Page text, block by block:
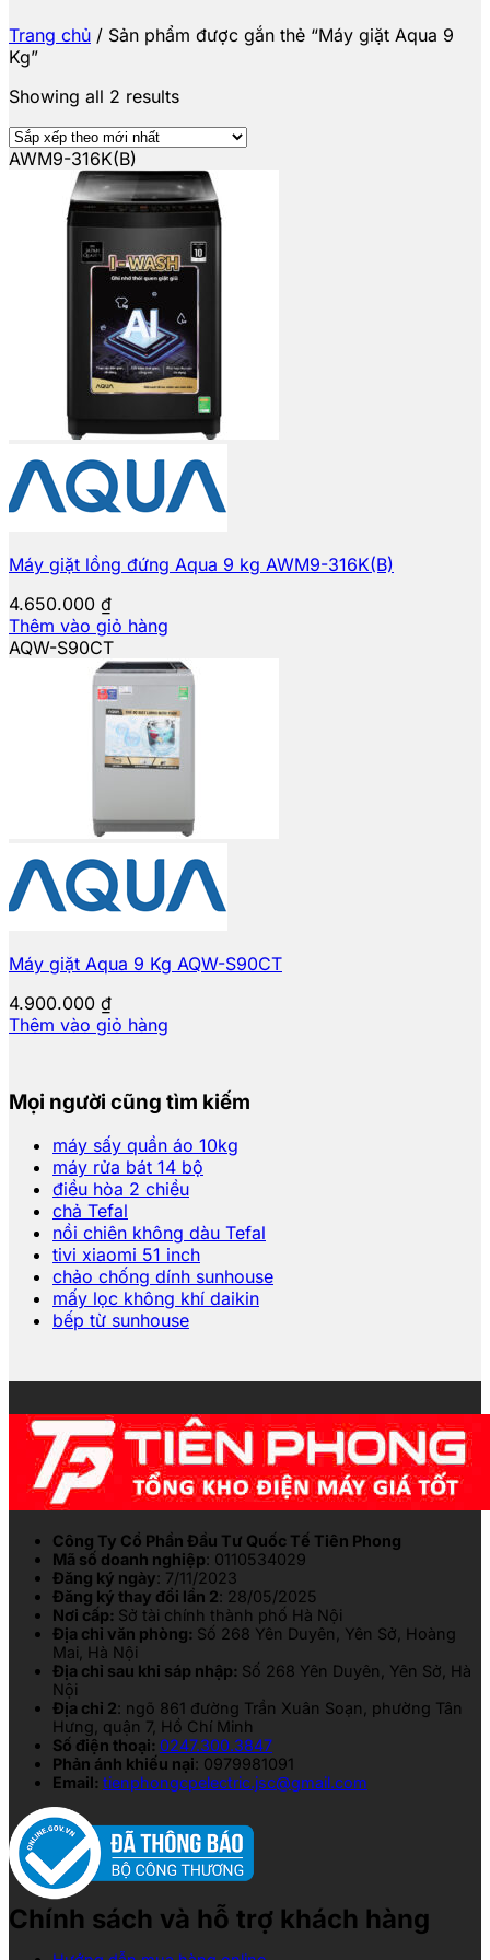
Trang chủ / Sản phẩm được gắn thẻ “Máy giặt Aqua 9
Kg”
Showing all 2 results
AWM9-316K(B)
Máy giặt lồng đứng Aqua 9 kg AWM9-316K(B)
4.650.000 ₫
Thêm vào giỏ hàng
AQW-S90CT
Máy giặt Aqua 9 Kg AQW-S90CT
4.900.000 ₫
Thêm vào giỏ hàng
Mọi người cũng tìm kiếm
máy sấy quần áo 10kg
máy rửa bát 14 bộ
điều hòa 2 chiều
chả Tefal
nồi chiên không dàu Tefal
tivi xiaomi 51 inch
chảo chống dính sunhouse
mấy lọc không khí daikin
bếp từ sunhouse
Công Ty Cổ Phần Đầu Tư Quốc Tế Tiên Phong
Mã số doanh nghiệp: 0110534029
Đăng ký ngày: 7/11/2023
Đăng ký thay đổi lần 2: 28/05/2025
Nơi cấp: Sở tài chính thành phố Hà Nội
Địa chỉ văn phòng: Số 268 Yên Duyên, Yên Sở, Hoàng
Mai, Hà Nội
Địa chỉ sau khi sáp nhập: Số 268 Yên Duyên, Yên Sở, Hà
Nội
Địa chỉ 2: ngõ 861 đường Trần Xuân Soạn, phường Tân
Hưng, quận 7, Hồ Chí Minh
Số điện thoại: 0247.300.3847
Phản ánh khiếu nại: 0979981091
Email: tienphongcpelectric.jsc@gmail.com
Chính sách và hỗ trợ khách hàng